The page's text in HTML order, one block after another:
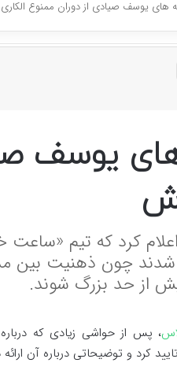
های یوسف صیادی از دوران ممنوع
یوسف
کرد که تیم «ساعت
شدند چون ذهنیت بین
از حد بزرگ شوند.
، پس از حواشی زیادی که
کرد و توضیحاتی درباره آن ارائه